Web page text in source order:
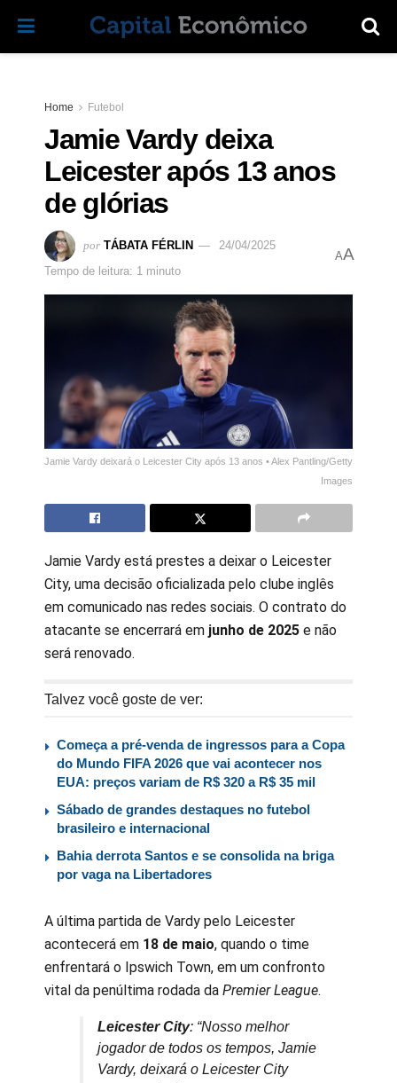
Home Futebol
Jamie Vardy deixa
Leicester após 13 anos
de glórias
por TÁBATA FÉRLIN
24/04/2025
Tempo de leitura: 1 minuto
AA
Jamie Vardy deixará o Leicester City após 13 anos • Alex Pantling/Getty
Images
Jamie Vardy está prestes a deixar o Leicester
City, uma decisão oficializada pelo clube inglês
em comunicado nas redes sociais. O contrato do
atacante se encerrará em junho de 2025 e não
será renovado.
Talvez você goste de ver:
Começa a pré-venda de ingressos para a Copa
do Mundo FIFA 2026 que vai acontecer nos
EUA: preços variam de R$ 320 a R$ 35 mil
Sábado de grandes destaques no futebol
brasileiro e internacional
Bahia derrota Santos e se consolida na briga
por vaga na Libertadores
A última partida de Vardy pelo Leicester
acontecerá em 18 de maio, quando o time
enfrentará o Ipswich Town, em um confronto
vital da penúltima rodada da Premier League.
Leicester City: “Nosso melhor
jogador de todos os tempos, Jamie
Vardy, deixará o Leicester City